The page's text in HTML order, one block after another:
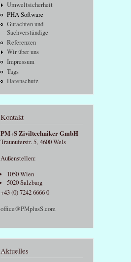
Umweltsicherheit
PHA Software
Gutachten und
Sachverständige
Referenzen
Wir über uns
Impressum
Tags
Datenschutz
Kontakt
PM+S Ziviltechniker GmbH
Traunuferstr. 5, 4600 Wels
Außenstellen:
1050 Wien
5020 Salzburg
+43 (0) 7242 6666 0
office@PMplusS.com
Aktuelles